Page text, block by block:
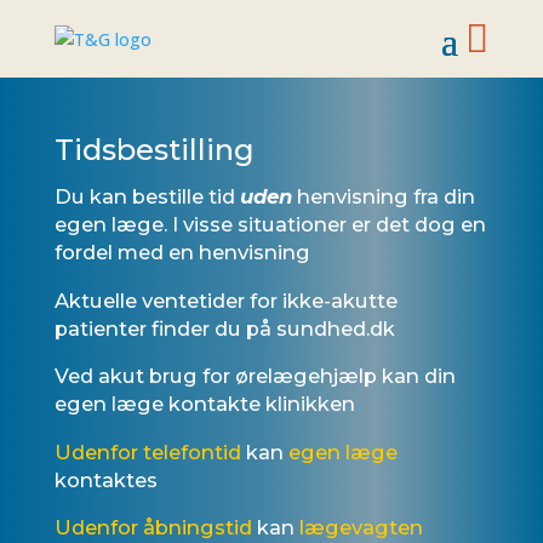

Du kan bestille tid udenhenvisning fra din
egen læge. I visse situationer er det dog en
fordel med en henvisning
Aktuelle ventetider for ikke-akutte
patienter finder du på sundhed.dk
Ved akut brug for ørelægehjælp kan din
egen læge kontakte klinikken
Udenfor telefontid kan egen læge
kontaktes
Udenfor åbningstid kan lægevagten
Tidsbestilling